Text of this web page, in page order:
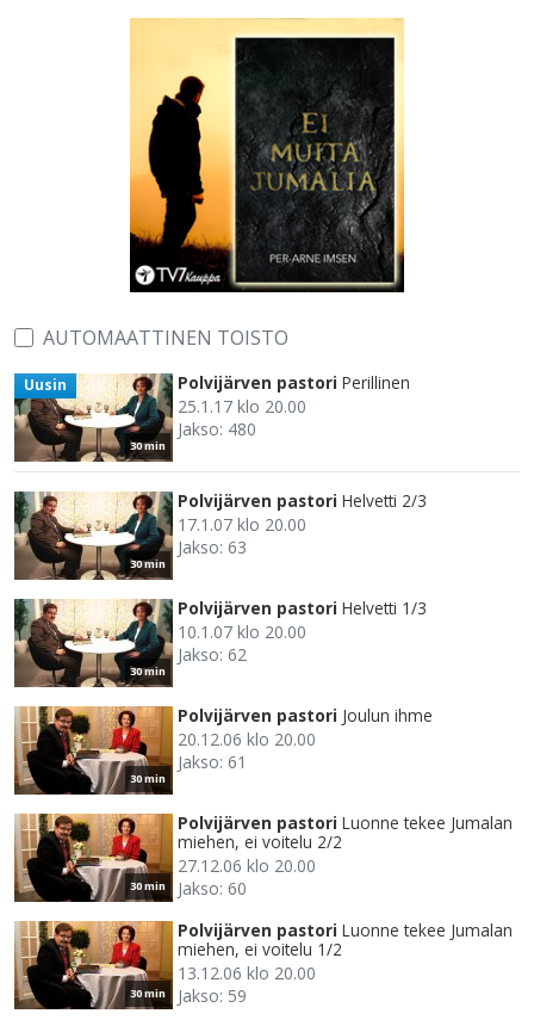
AUTOMAATTINEN TOISTO
30 min
Uusin Polvijärven pastori Perillinen
25.1.17 klo 20.00
Jakso: 480
30 min
Polvijärven pastori Helvetti 2/3
17.1.07 klo 20.00
Jakso: 63
30 min
Polvijärven pastori Helvetti 1/3
10.1.07 klo 20.00
Jakso: 62
30 min
Polvijärven pastori Joulun ihme
20.12.06 klo 20.00
Jakso: 61
30 min
Polvijärven pastori Luonne tekee Jumalan
miehen, ei voitelu 2/2
27.12.06 klo 20.00
Jakso: 60
30 min
Polvijärven pastori Luonne tekee Jumalan
miehen, ei voitelu 1/2
13.12.06 klo 20.00
Jakso: 59